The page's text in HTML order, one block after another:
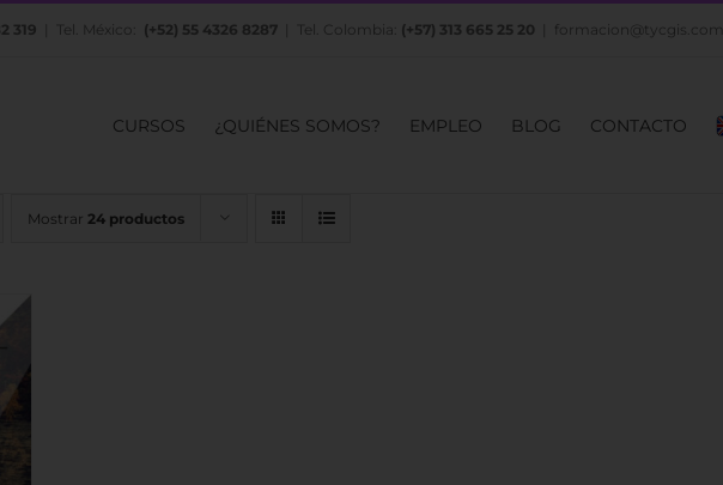
319 | Tel. México: (+52) 55 4326 8287 | Tel. Colombia: (+57) 313 665 25 20 formacion@tycgis.com
CURSOS ¿QUIÉNES SOMOS? EMPLEO BLOG CONTACTO
Mostrar 24 productos